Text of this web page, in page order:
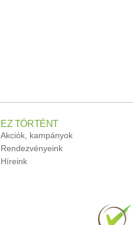
EZ TÖRTÉNT
Akciók, kampányok
Rendezvényeink
Híreink